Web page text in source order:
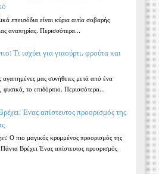
επεισόδια είναι κύρια αιτία σοβαρής
αναπηρίας. Περισσότερα...
Τι ισχύει για γιαούρτι, φρούτα και
αγαπημένες μας συνήθειες μετά από ένα
φυσικά, το επιδόρπιο. Περισσότερα...
Ένας απίστευτος προορισμός της
Ο πιο μαγικός κρυμμένος προορισμός της
Βρέχει Ένας απίστευτος προορισμός